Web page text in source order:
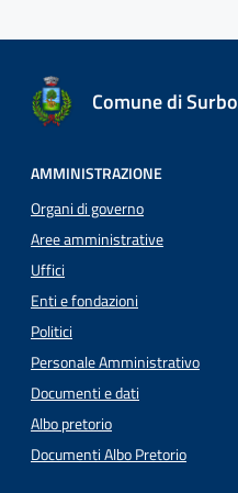
Comune di Surbo
AMMINISTRAZIONE
Organi di governo
Aree amministrative
Uffici
Enti e fondazioni
Politici
Personale Amministrativo
Documenti e dati
Albo pretorio
Documenti Albo Pretorio